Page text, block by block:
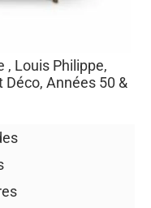
, Louis Philippe,
Années 50 &